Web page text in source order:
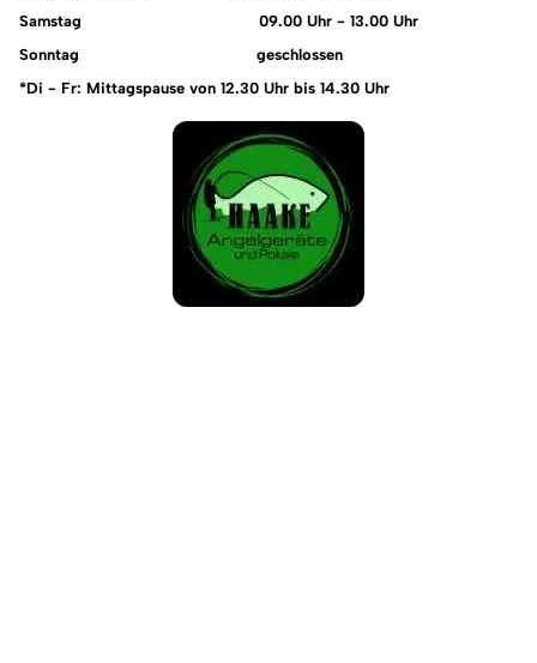
Samstag 09.00 Uhr - 13.00 Uhr
Sonntag geschlossen
*Di - Fr: Mittagspause von 12.30 Uhr bis 14.30 Uhr